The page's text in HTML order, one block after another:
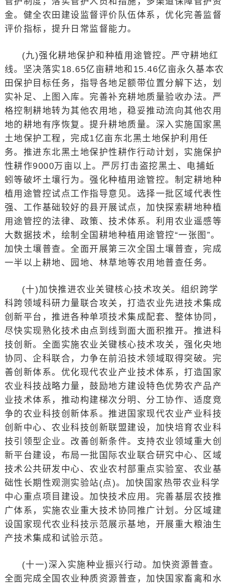
金。健全农田建设监督评价队伍体系，优化完善监督
评价指标，提升日常监督能力。
(九)强化耕地保护和种植用途管控。严守耕地红
线。坚决落实18.65亿亩耕地和15.46亿亩永久基本农
田保护目标任务，指导各地足额带位置分解下达，划
实补足、上图入库。完善补充耕地质量验收办法。严
格控制耕地转为其他农用地，稳妥推动流向其他农用
地的耕地有序恢复。提升耕地质量。深入实施国家黑
土地保护工程，完成1亿亩东北黑土地保护利用任
务。推进东北黑土地保护性耕作行动计划，实施保护
性耕作9000万亩以上。严厉打击盗挖黑土、电捕蚯
蚓等破坏土壤行为。强化种植用途管控。制定耕地种
植用途管控试点工作指导意见。选择一批区域代表性
强、工作基础较好的县开展试点，加快探索耕地种植
用途管控的法律、政策、技术体系。利用农业遥感等
大数据技术，绘制全国耕地种植用途管控“一张图”。
加快土壤普查。全面开展第三次全国土壤普查，完成
一半以上耕地、园地、林草地等农用地普查任务。
(十)加快推进农业关键核心技术攻关。组织跨学
科跨领域科研力量联合攻关，打造农业先进技术集成
创新平台，推进各种单项技术集成配套、整体协同，
尽快实现熟化技术由点到线到面大面积推开。推进科
技创新。全面实施农业关键核心技术攻关，强化央地
协同、企科联合，力争在前沿技术领域取得突破。完
善创新体系。优化现代农业产业技术体系，打造国家
农业科技战略力量，鼓励地方建设特色优势农产品产
业技术体系，推动构建梯次分明、分工协作、适度竞
争的农业科技创新体系。推进国家现代农业产业科技
创新中心、农业科技创新联盟建设，加快培育农业科
技引领型企业。改善创新条件。支持农业领域重大创
新平台建设，布局一批国际农业联合研究中心、区域
技术公共研发中心、农业农村部重点实验室、农业基
础性长期性观测实验站(点)。加快国家热带农业科学
中心重点项目建设。加快技术应用。完善基层农技推
广体系，实施农业重大技术协同推广计划。分区域建
设国家现代农业科技示范展示基地，开展重大粮油生
产技术集成和试验示范。
(十一)深入实施种业振兴行动。加快资源普查。
全面完成全国农业种质资源普查，加快国家畜禽和水